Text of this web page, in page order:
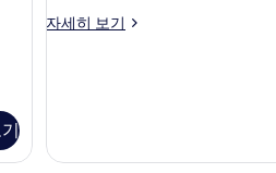
두
자세히 보기
Family